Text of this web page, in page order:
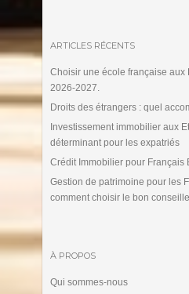
ARTICLES RÉCENTS
Choisir une école française aux
2026-2027.
Droits des étrangers : quel
Investissement immobilier aux
déterminant pour les expatriés
Crédit Immobilier pour Français
Gestion de patrimoine pour les
comment choisir le bon
À PROPOS
Qui sommes-nous